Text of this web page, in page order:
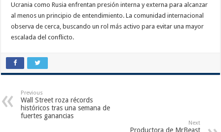
Ucrania como Rusia enfrentan presión interna y externa para alcanzar
al menos un principio de entendimiento. La comunidad internacional
observa de cerca, buscando un rol más activo para evitar una mayor
escalada del conflicto.
Previous
Wall Street roza récords
históricos tras una semana de
fuertes ganancias
Next
Productora de MrBeast